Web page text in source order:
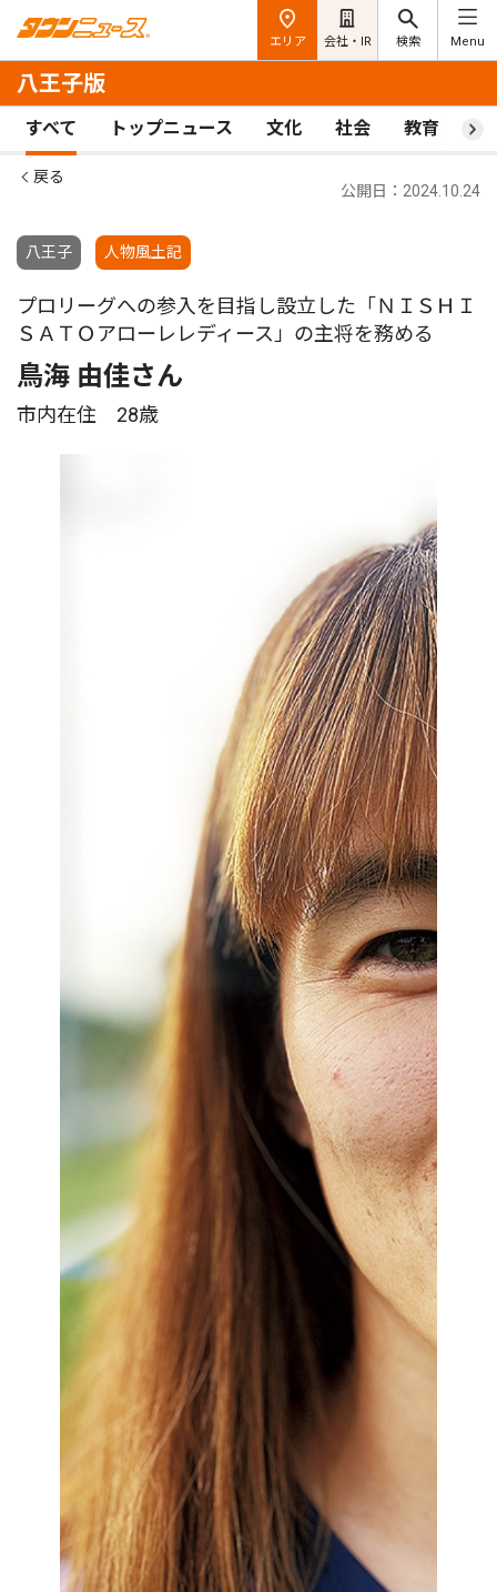
エリア 会社・IR 検索 Menu
八王子版
すべて トップニュース 文化 社会 教育 ス
戻る
八王子 人物風土記
公開日：2024.10.24
プロリーグへの参入を目指し設立した「ＮＩＳＨＩ
ＳＡＴＯアローレレディース」の主将を務める
鳥海 由佳さん
市内在住 28歳